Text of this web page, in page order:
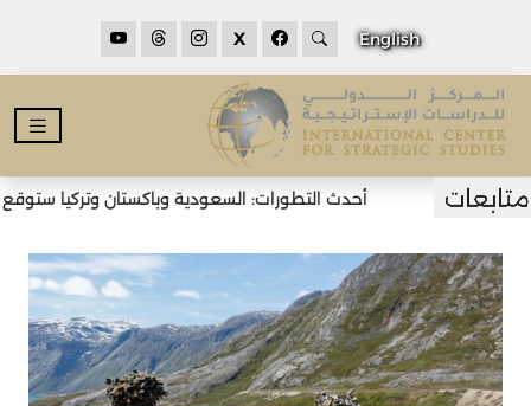
English
X
أحدث التطورات: السعودية وباكستان وتركيا ستوقع